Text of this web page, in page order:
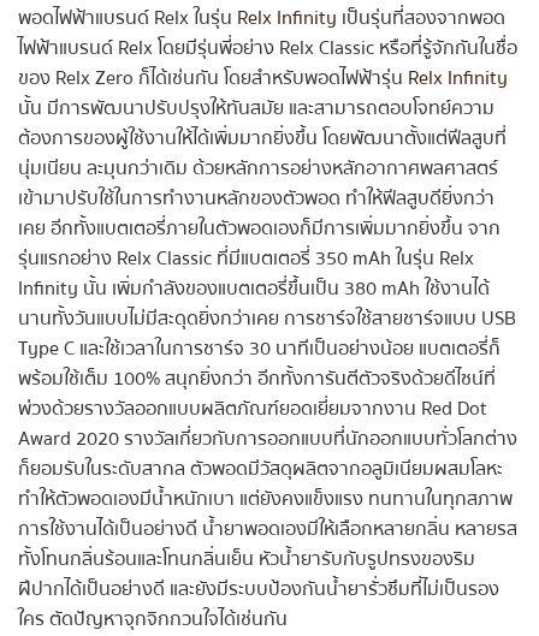
พอดไฟฟ้าแบรนด์ Relx ในรุ่น Relx Infinity เป็นรุ่นที่สองจากพอด
ไฟฟ้าแบรนด์ Relx โดยมีรุ่นพี่อย่าง Relx Classic หรือที่รู้จักกันในชื่อ
ของ Relx Zero ก็ได้เช่นกัน โดยสำหรับพอดไฟฟ้ารุ่น Relx Infinity
นั้น มีการพัฒนาปรับปรุงให้ทันสมัย และสามารถตอบโจทย์ความ
ต้องการของผู้ใช้งานให้ได้เพิ่มมากยิ่งขึ้น โดยพัฒนาตั้งแต่ฟีลสูบที่
นุ่มเนียน ละมุนกว่าเดิม ด้วยหลักการอย่างหลักอากาศพลศาสตร์
เข้ามาปรับใช้ในการทำงานหลักของตัวพอด ทำให้ฟีลสูบดียิ่งกว่า
เคย อีกทั้งแบตเตอรี่ภายในตัวพอดเองก็มีการเพิ่มมากยิ่งขึ้น จาก
รุ่นแรกอย่าง Relx Classic ที่มีแบตเตอรี่ 350 mAh ในรุ่น Relx
Infinity นั้น เพิ่มกำลังของแบตเตอรี่ขึ้นเป็น 380 mAh ใช้งานได้
นานทั้งวันแบบไม่มีสะดุดยิ่งกว่าเคย การชาร์จใช้สายชาร์จแบบ USB
Type C และใช้เวลาในการชาร์จ 30 นาทีเป็นอย่างน้อย แบตเตอรี่ก็
พร้อมใช้เต็ม 100% สนุกยิ่งกว่า อีกทั้งการันตีตัวจริงด้วยดีไซน์ที่
พ่วงด้วยรางวัลออกแบบผลิตภัณฑ์ยอดเยี่ยมจากงาน Red Dot
Award 2020 รางวัลเกี่ยวกับการออกแบบที่นักออกแบบทั่วโลกต่าง
ก็ยอมรับในระดับสากล ตัวพอดมีวัสดุผลิตจากอลูมิเนียมผสมโลหะ
ทำให้ตัวพอดเองมีน้ำหนักเบา แต่ยังคงแข็งแรง ทนทานในทุกสภาพ
การใช้งานได้เป็นอย่างดี น้ำยาพอดเองมีให้เลือกหลายกลิ่น หลายรส
ทั้งโทนกลิ่นร้อนและโทนกลิ่นเย็น หัวน้ำยารับกับรูปทรงของริม
ฝีปากได้เป็นอย่างดี และยังมีระบบป้องกันน้ำยารั่วซึมที่ไม่เป็นรอง
ใคร ตัดปัญหาจุกจิกกวนใจได้เช่นกัน